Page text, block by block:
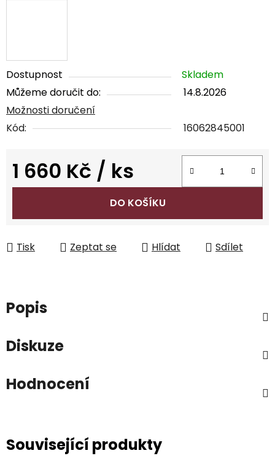
Dostupnost
Skladem
Můžeme doručit do:
14.8.2026
Možnosti doručení
Kód:
16062845001
1 660 Kč / ks
Měrná cena:
DO KOŠÍKU
Tisk Zeptat se Hlídat Sdílet
Popis
Diskuze
Hodnocení
Související produkty